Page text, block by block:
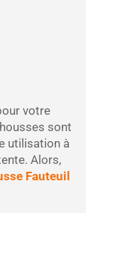
votre
sont
utilisation à
Alors,
Fauteuil